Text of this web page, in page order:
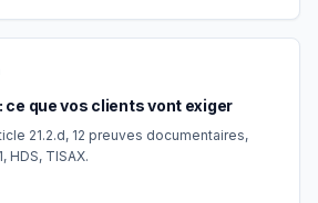
ce que vos clients vont exiger
21.2.d, 12 preuves documentaires,
HDS, TISAX.